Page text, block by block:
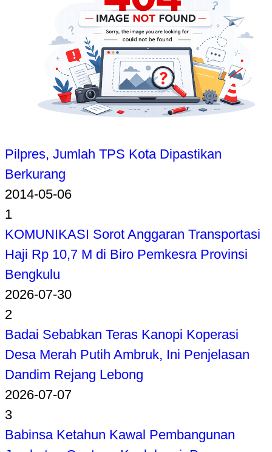
Pilpres, Jumlah TPS Kota Dipastikan
Berkurang
2014-05-06
1
KOMUNIKASI Sorot Anggaran Transportasi
Haji Rp 10,7 M di Biro Pemkesra Provinsi
Bengkulu
2026-07-30
2
Badai Sebabkan Teras Kanopi Koperasi
Desa Merah Putih Ambruk, Ini Penjelasan
Dandim Rejang Lebong
2026-07-07
3
Babinsa Ketahun Kawal Pembangunan